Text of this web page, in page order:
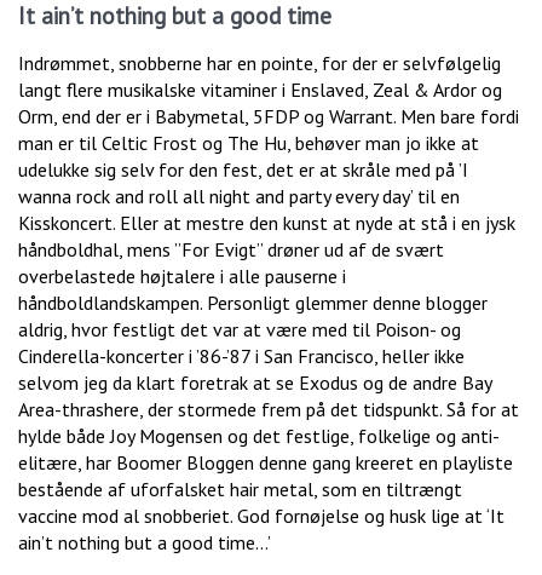
It ain’t nothing but a good time
Indrømmet, snobberne har en pointe, for der er selvfølgelig
langt flere musikalske vitaminer i Enslaved, Zeal & Ardor og
Orm, end der er i Babymetal, 5FDP og Warrant. Men bare fordi
man er til Celtic Frost og The Hu, behøver man jo ikke at
udelukke sig selv for den fest, det er at skråle med på ’I
wanna rock and roll all night and party every day’ til en
Kisskoncert. Eller at mestre den kunst at nyde at stå i en jysk
håndboldhal, mens ”For Evigt” drøner ud af de svært
overbelastede højtalere i alle pauserne i
håndboldlandskampen. Personligt glemmer denne blogger
aldrig, hvor festligt det var at være med til Poison- og
Cinderella-koncerter i ’86-’87 i San Francisco, heller ikke
selvom jeg da klart foretrak at se Exodus og de andre Bay
Area-thrashere, der stormede frem på det tidspunkt. Så for at
hylde både Joy Mogensen og det festlige, folkelige og anti-
elitære, har Boomer Bloggen denne gang kreeret en playliste
bestående af uforfalsket hair metal, som en tiltrængt
vaccine mod al snobberiet. God fornøjelse og husk lige at ‘It
ain’t nothing but a good time…’